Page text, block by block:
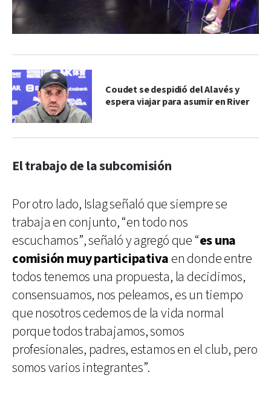
Coudet se despidió del Alavés y
espera viajar para asumir en River
El trabajo de la subcomisión
Por otro lado, Islag señaló que siempre se
trabaja en conjunto, “en todo nos
escuchamos”, señaló y agregó que “es una
comisión muy participativa en donde entre
todos tenemos una propuesta, la decidimos,
consensuamos, nos peleamos, es un tiempo
que nosotros cedemos de la vida normal
porque todos trabajamos, somos
profesionales, padres, estamos en el club, pero
somos varios integrantes”.